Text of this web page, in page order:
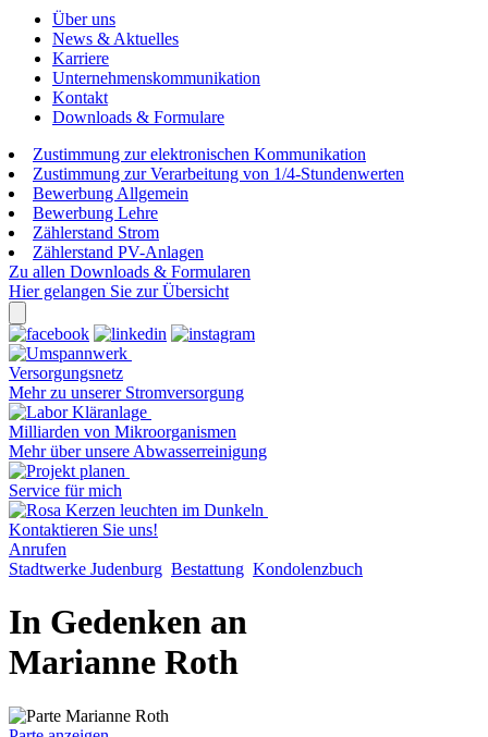
Über uns
News & Aktuelles
Karriere
Unternehmenskommunikation
Kontakt
Downloads & Formulare
Zustimmung zur elektronischen Kommunikation
Zustimmung zur Verarbeitung von 1/4-Stundenwerten
Bewerbung Allgemein
Bewerbung Lehre
Zählerstand Strom
Zählerstand PV-Anlagen
Zu allen Downloads & Formularen
Hier gelangen Sie zur Übersicht
Versorgungsnetz
Mehr zu unserer Stromversorgung
Milliarden von Mikroorganismen
Mehr über unsere Abwasserreinigung
Service für mich
Kontaktieren Sie uns!
Anrufen
Stadtwerke Judenburg Bestattung Kondolenzbuch
In Gedenken an
Marianne Roth